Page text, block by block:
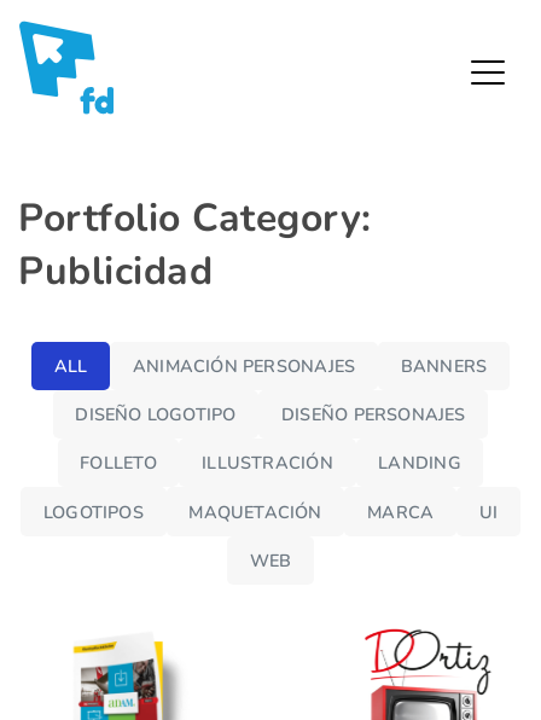
Skip
content
Portfolio Category:
Publicidad
ALL ANIMACIÓN PERSONAJES BANNERS
DISEÑO LOGOTIPO DISEÑO PERSONAJES
FOLLETO ILLUSTRACIÓN LANDING
LOGOTIPOS MAQUETACIÓN MARCA UI
WEB
DOrtiz
Publicida